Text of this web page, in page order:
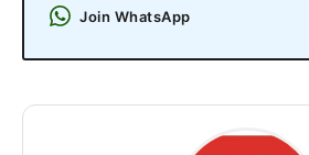
Join WhatsApp